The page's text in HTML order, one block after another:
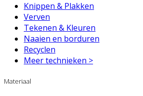
Knippen & Plakken
Verven
Tekenen & Kleuren
Naaien en borduren
Recyclen
Meer technieken >
Materiaal